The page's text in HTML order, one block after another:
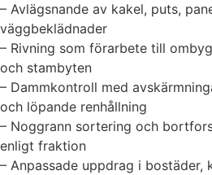
– Avlägsnande av kakel, puts,
väggbeklädnader
– Rivning som förarbete till
och stambyten
– Dammkontroll med
och löpande renhållning
– Noggrann sortering och
enligt fraktion
– Anpassade uppdrag i bostäder,